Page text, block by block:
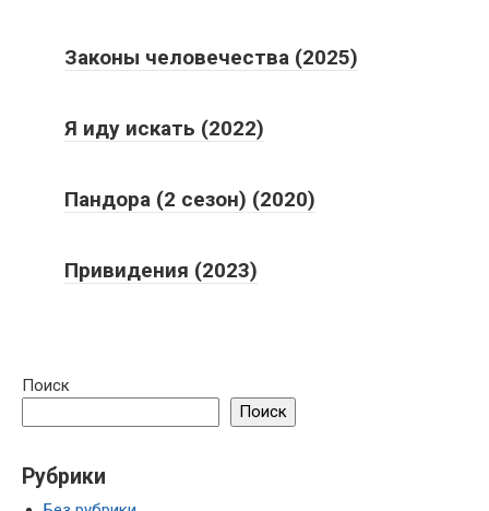
Законы человечества (2025)
Я иду искать (2022)
Пандора (2 сезон) (2020)
Привидения (2023)
Поиск
Поиск
Рубрики